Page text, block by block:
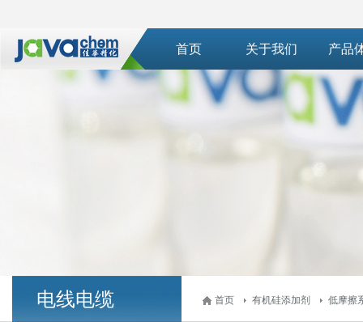
首页 关于我们 产品
首页 有机硅添加剂 低摩擦
电线电缆